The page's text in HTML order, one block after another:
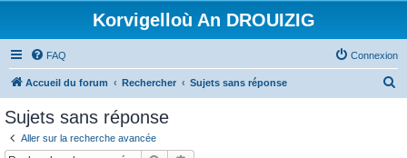
Korvigelloù An DROUIZIG
FAQ Connexion
Accueil du forum Rechercher Sujets sans réponse
Sujets sans réponse
Aller sur la recherche avancée